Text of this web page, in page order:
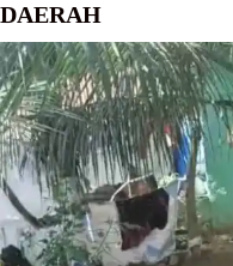
DAERAH